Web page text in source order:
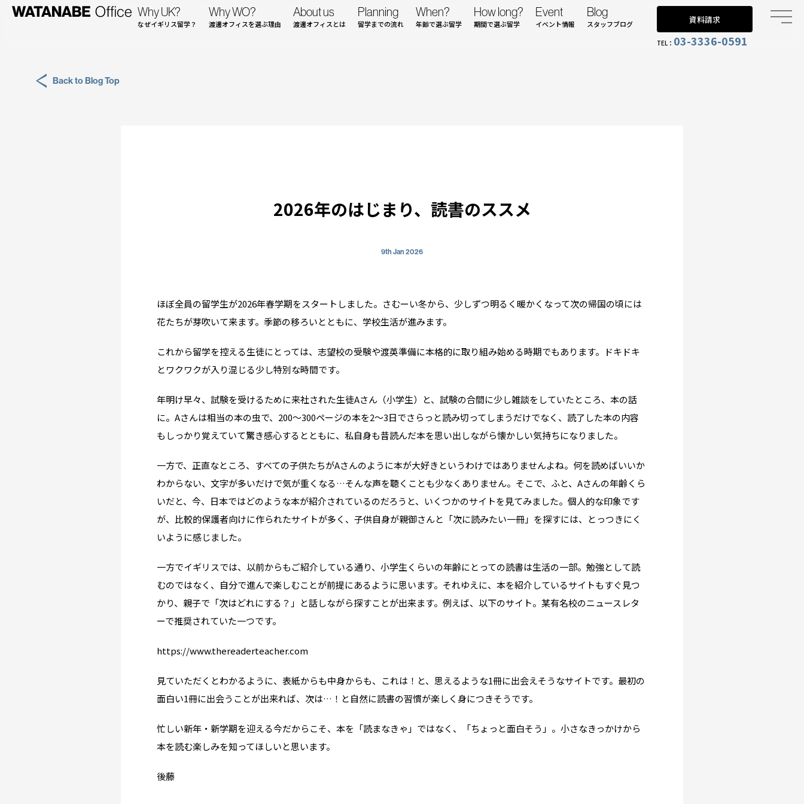
Why UK?
なぜイギリス留学？
Why WO?
渡邊オフィスを選ぶ理由
About us
渡邊オフィスとは
Planning
留学までの流れ
When?
年齢で選ぶ留学
How long?
期間で選ぶ留学
Event
イベント情報
Blog
スタッフブログ 資料請求
TEL： 03-3336-0591
Why UK?
なぜイギリス留学？
Why WO?
About us
渡邊オフィスとは
Planning
When?
How long?
期間で選ぶ留学
イベント情報
GTT通信
卒業生・保護者の声
会社情報
アクセス
Back to Blog Top
2026年のはじまり、読書のススメ
9th Jan 2026
ほぼ全員の留学生が2026年春学期をスタートしました。さむーい冬から、少しずつ明るく暖かくなって次の帰国の頃には
花たちが芽吹いて来ます。季節の移ろいとともに、学校生活が進みます。
これから留学を控える生徒にとっては、志望校の受験や渡英準備に本格的に取り組み始める時期でもあります。ドキドキ
とワクワクが入り混じる少し特別な時間です。
年明け早々、試験を受けるために来社された生徒Aさん（小学生）と、試験の合間に少し雑談をしていたところ、本の話
に。Aさんは相当の本の虫で、200〜300ページの本を2〜3日でさらっと読み切ってしまうだけでなく、読了した本の内容
もしっかり覚えていて驚き感心するとともに、私自身も昔読んだ本を思い出しながら懐かしい気持ちになりました。
一方で、正直なところ、すべての子供たちがAさんのように本が大好きというわけではありませんよね。何を読めばいいか
わからない、文字が多いだけで気が重くなる…そんな声を聴くことも少なくありません。そこで、ふと、Aさんの年齢くら
いだと、今、日本ではどのような本が紹介されているのだろうと、いくつかのサイトを見てみました。個人的な印象です
が、比較的保護者向けに作られたサイトが多く、子供自身が親御さんと「次に読みたい一冊」を探すには、とっつきにく
いように感じました。
一方でイギリスでは、以前からもご紹介している通り、小学生くらいの年齢にとっての読書は生活の一部。勉強として読
むのではなく、自分で進んで楽しむことが前提にあるように思います。それゆえに、本を紹介しているサイトもすぐ見つ
かり、親子で「次はどれにする？」と話しながら探すことが出来ます。例えば、以下のサイト。某有名校のニュースレタ
ーで推奨されていた一つです。
https://www.thereaderteacher.com
見ていただくとわかるように、表紙からも中身からも、これは！と、思えるような1冊に出会えそうなサイトです。最初の
面白い1冊に出会うことが出来れば、次は…！と自然に読書の習慣が楽しく身につきそうです。
忙しい新年・新学期を迎える今だからこそ、本を「読まなきゃ」ではなく、「ちょっと面白そう」。小さなきっかけから
本を読む楽しみを知ってほしいと思います。
後藤